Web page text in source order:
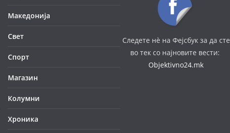
Македонија
Свет
Спорт
Магазин
Колумни
Хроника
Следете нè на Фејсбук за да сте
во тек со најновите вести:
Objektivno24.mk